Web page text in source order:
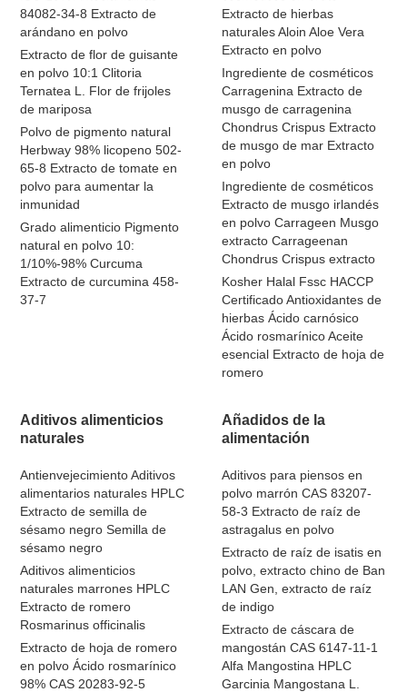
84082-34-8 Extracto de
arándano en polvo
Extracto de flor de guisante
en polvo 10:1 Clitoria
Ternatea L. Flor de frijoles
de mariposa
Polvo de pigmento natural
Herbway 98% licopeno 502-
65-8 Extracto de tomate en
polvo para aumentar la
inmunidad
Grado alimenticio Pigmento
natural en polvo 10:
1/10%-98% Curcuma
Extracto de curcumina 458-
37-7
Extracto de hierbas
naturales Aloin Aloe Vera
Extracto en polvo
Ingrediente de cosméticos
Carragenina Extracto de
musgo de carragenina
Chondrus Crispus Extracto
de musgo de mar Extracto
en polvo
Ingrediente de cosméticos
Extracto de musgo irlandés
en polvo Carrageen Musgo
extracto Carrageenan
Chondrus Crispus extracto
Kosher Halal Fssc HACCP
Certificado Antioxidantes de
hierbas Ácido carnósico
Ácido rosmarínico Aceite
esencial Extracto de hoja de
romero
Aditivos alimenticios
naturales
Antienvejecimiento Aditivos
alimentarios naturales HPLC
Extracto de semilla de
sésamo negro Semilla de
sésamo negro
Aditivos alimenticios
naturales marrones HPLC
Extracto de romero
Rosmarinus officinalis
Extracto de hoja de romero
en polvo Ácido rosmarínico
98% CAS 20283-92-5
Añadidos de la
alimentación
Aditivos para piensos en
polvo marrón CAS 83207-
58-3 Extracto de raíz de
astragalus en polvo
Extracto de raíz de isatis en
polvo, extracto chino de Ban
LAN Gen, extracto de raíz
de indigo
Extracto de cáscara de
mangostán CAS 6147-11-1
Alfa Mangostina HPLC
Garcinia Mangostana L.